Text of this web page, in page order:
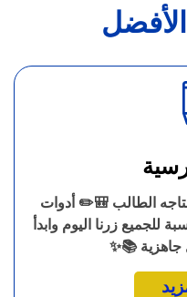
الأفضل
الطالب 🎒✏️ أدوات
للجميع زرنا اليوم وابدأ
📚✨